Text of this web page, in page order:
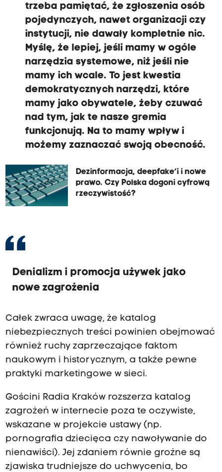
trzeba pamiętać, że zgłoszenia osób
pojedynczych, nawet organizacji czy
instytucji, nie dawały kompletnie nic.
Myślę, że lepiej, jeśli mamy w ogóle
narzędzia systemowe, niż jeśli nie
mamy ich wcale. To jest kwestia
demokratycznych narzędzi, które
mamy jako obywatele, żeby czuwać
nad tym, jak te nasze gremia
funkcjonują. Na to mamy wpływ i
możemy zaznaczać swoją obecność.
Dezinformacja, deepfake’i i nowe
prawo. Czy Polska dogoni cyfrową
rzeczywistość?
Denializm i promocja używek jako
nowe zagrożenia
Całek zwraca uwagę, że katalog
niebezpiecznych treści powinien obejmować
również ruchy zaprzeczające faktom
naukowym i historycznym, a także pewne
praktyki marketingowe w sieci.
Gościni Radia Kraków rozszerza katalog
zagrożeń w internecie poza te oczywiste,
wskazane w projekcie ustawy (np.
pornografia dziecięca czy nawoływanie do
nienawiści). Jej zdaniem równie groźne są
zjawiska trudniejsze do uchwycenia, bo